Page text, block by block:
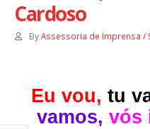
Cardoso
ByAssessoria de Imprensa /
Eu vou, tu
vamos, vós